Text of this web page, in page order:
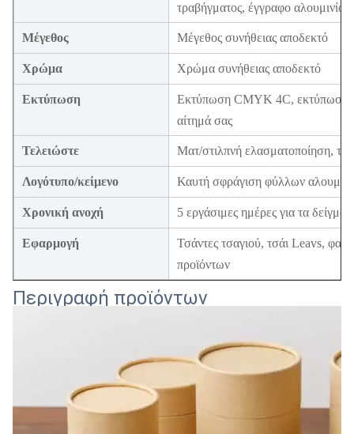
τραβήγματος, έγγραφο αλουμινίου
Μέγεθος Μέγεθος συνήθειας αποδεκτό
Χρώμα Χρώμα συνήθειας αποδεκτό
Εκτύπωση
Εκτύπωση CMYK 4C, εκτύπωση
αίτημά σας
Τελειώστε Ματ/στιλπνή ελασματοποίηση,
Λογότυπο/κείμενο Καυτή σφράγιση φύλλων
Χρονική ανοχή 5 εργάσιμες ημέρες για τα
Εφαρμογή
Τσάντες τσαγιού, τσάι Leavs,
προϊόντων
Περιγραφή προϊόντων